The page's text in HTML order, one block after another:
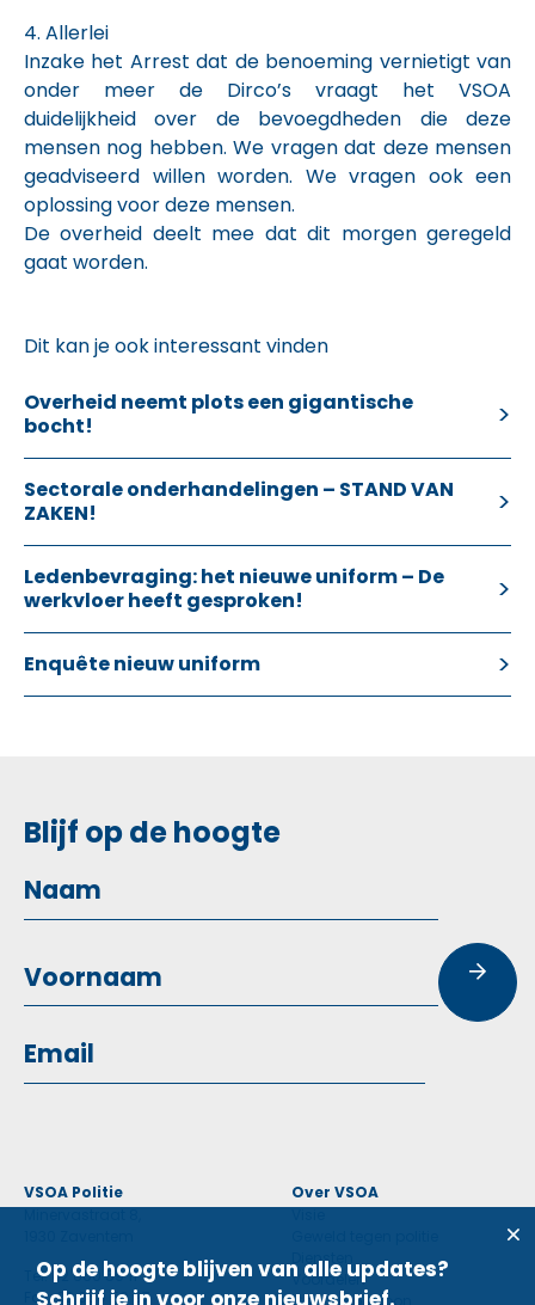
4. Allerlei
Inzake het Arrest dat de benoeming vernietigt van
onder meer de Dirco’s vraagt het VSOA
duidelijkheid over de bevoegdheden die deze
mensen nog hebben. We vragen dat deze mensen
geadviseerd willen worden. We vragen ook een
oplossing voor deze mensen.
De overheid deelt mee dat dit morgen geregeld
gaat worden.
Dit kan je ook interessant vinden
Overheid neemt plots een gigantische
bocht!
Sectorale onderhandelingen – STAND VAN
ZAKEN!
Ledenbevraging: het nieuwe uniform – De
werkvloer heeft gesproken!
Enquête nieuw uniform
Blijf op de hoogte
VSOA Politie
Tel: 02 660 59 11
Fax: 02 660 50 97
Over VSOA
Diensten
Voordelen
Contactpersoon
Op de hoogte blijven van alle updates?
Schrijf je in voor onze nieuwsbrief.